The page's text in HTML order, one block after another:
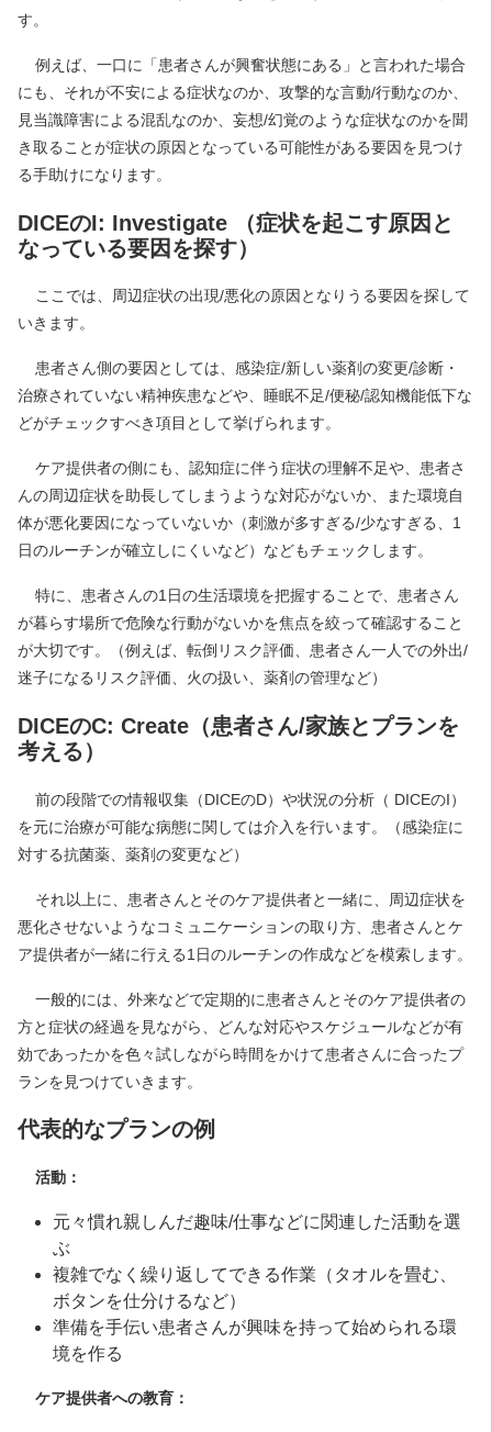
す。
例えば、一口に「患者さんが興奮状態にある」と言われた場合
にも、それが不安による症状なのか、攻撃的な言動/行動なのか、
見当識障害による混乱なのか、妄想/幻覚のような症状なのかを聞
き取ることが症状の原因となっている可能性がある要因を見つけ
る手助けになります。
DICEのI: Investigate （症状を起こす原因と
なっている要因を探す）
ここでは、周辺症状の出現/悪化の原因となりうる要因を探して
いきます。
患者さん側の要因としては、感染症/新しい薬剤の変更/診断・
治療されていない精神疾患などや、睡眠不足/便秘/認知機能低下な
どがチェックすべき項目として挙げられます。
ケア提供者の側にも、認知症に伴う症状の理解不足や、患者さ
んの周辺症状を助長してしまうような対応がないか、また環境自
体が悪化要因になっていないか（刺激が多すぎる/少なすぎる、1
日のルーチンが確立しにくいなど）などもチェックします。
特に、患者さんの1日の生活環境を把握することで、患者さん
が暮らす場所で危険な行動がないかを焦点を絞って確認すること
が大切です。（例えば、転倒リスク評価、患者さん一人での外出/
迷子になるリスク評価、火の扱い、薬剤の管理など）
DICEのC: Create（患者さん/家族とプランを
考える）
前の段階での情報収集（DICEのD）や状況の分析（ DICEのI）
を元に治療が可能な病態に関しては介入を行います。（感染症に
対する抗菌薬、薬剤の変更など）
それ以上に、患者さんとそのケア提供者と一緒に、周辺症状を
悪化させないようなコミュニケーションの取り方、患者さんとケ
ア提供者が一緒に行える1日のルーチンの作成などを模索します。
一般的には、外来などで定期的に患者さんとそのケア提供者の
方と症状の経過を見ながら、どんな対応やスケジュールなどが有
効であったかを色々試しながら時間をかけて患者さんに合ったプ
ランを見つけていきます。
代表的なプランの例
活動：
元々慣れ親しんだ趣味/仕事などに関連した活動を選
ぶ
複雑でなく繰り返してできる作業（タオルを畳む、
ボタンを仕分けるなど）
準備を手伝い患者さんが興味を持って始められる環
境を作る
ケア提供者への教育：